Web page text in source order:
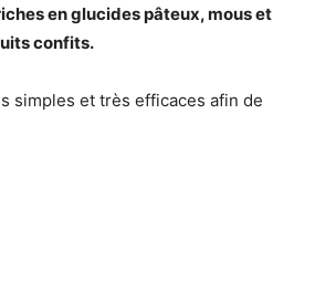
en glucides pâteux, mous et
confits.
simples et très efficaces afin de